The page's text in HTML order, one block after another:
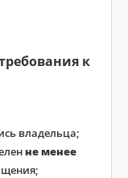
к
владельца;
не менее